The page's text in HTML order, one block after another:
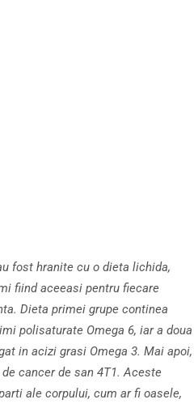
fost hranite cu o dieta lichida,
fiind aceeasi pentru fiecare
Dieta primei grupe continea
polisaturate Omega 6, iar a doua
in acizi grasi Omega 3. Mai apoi,
cancer de san 4T1. Aceste
ale corpului, cum ar fi oasele,